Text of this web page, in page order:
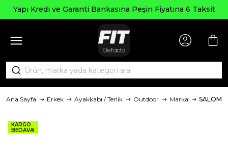
Yapı Kredi ve Garanti Bankasına Peşin Fiyatına 6 Taksit
Ana Sayfa Erkek Ayakkabı / Terlik Outdoor Marka
KARGO
BEDAVA!